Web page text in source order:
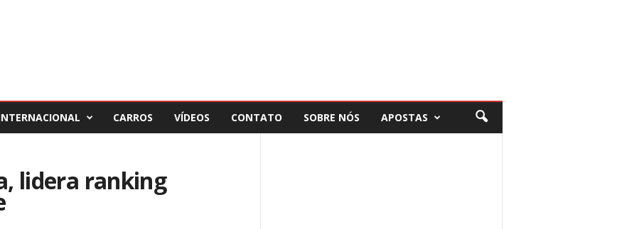
CARROS VÍDEOS CONTATO SOBRE NÓS APOSTAS
lidera ranking